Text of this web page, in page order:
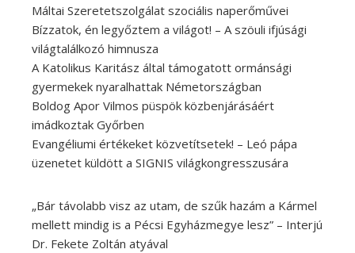
Máltai Szeretetszolgálat szociális naperőművei
Bízzatok, én legyőztem a világot! – A szöuli ifjúsági
világtalálkozó himnusza
A Katolikus Karitász által támogatott ormánsági
gyermekek nyaralhattak Németországban
Boldog Apor Vilmos püspök közbenjárásáért
imádkoztak Győrben
Evangéliumi értékeket közvetítsetek! – Leó pápa
üzenetet küldött a SIGNIS világkongresszusára
„Bár távolabb visz az utam, de szűk hazám a Kármel
mellett mindig is a Pécsi Egyházmegye lesz” – Interjú
Dr. Fekete Zoltán atyával